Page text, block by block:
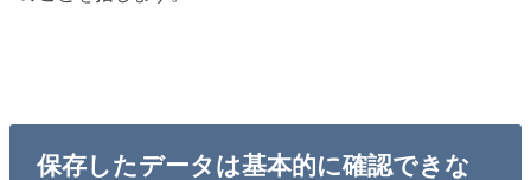
保存したデータは基本的に確認できな